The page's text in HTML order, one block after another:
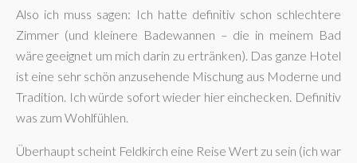
Also ich muss sagen: Ich hatte definitiv schon schlechtere
Zimmer (und kleinere Badewannen – die in meinem Bad
wäre geeignet um mich darin zu ertränken). Das ganze Hotel
ist eine sehr schön anzusehende Mischung aus Moderne und
Tradition. Ich würde sofort wieder hier einchecken. Definitiv
was zum Wohlfühlen.
Überhaupt scheint Feldkirch eine Reise Wert zu sein (ich war